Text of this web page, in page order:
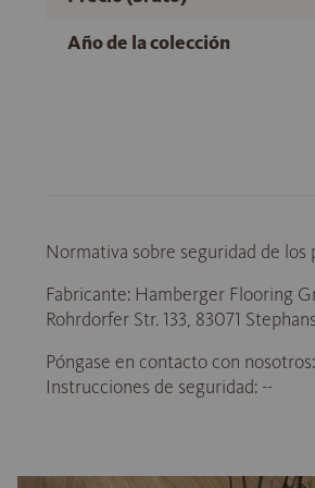
Año de la colección
Normativa sobre seguridad de los
Fabricante: Hamberger Flooring
Rohrdorfer Str. 133, 83071
Póngase en contacto con nosotros:
Instrucciones de seguridad: --